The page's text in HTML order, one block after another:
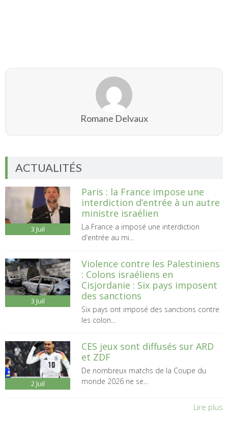
Romane Delvaux
ACTUALITÉS
3 Juil
Paris : la France impose une
interdiction d’entrée à un autre
ministre israélien
La France a imposé une interdiction
d'entrée au mi...
3 Juil
Violence contre les Palestiniens
: Colons israéliens en
Cisjordanie : Six pays imposent
des sanctions
Six pays ont imposé des sanctions contre
les colon...
2 Juil
CES jeux sont diffusés sur ARD
et ZDF
De nombreux matchs de la Coupe du
monde 2026 ne se...
Lire plus